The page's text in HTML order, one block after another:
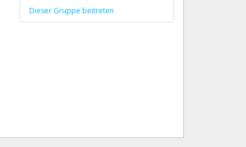
Dieser Gruppe beitreten